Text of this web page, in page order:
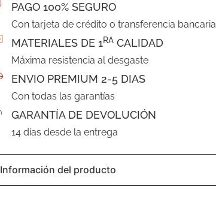
PAGO 100% SEGURO
Con tarjeta de crédito o transferencia bancaria
MATERIALES DE 1RA CALIDAD
Máxima resistencia al desgaste
ENVIO PREMIUM 2-5 DIAS
Con todas las garantías
GARANTÍA DE DEVOLUCIÓN
14 días desde la entrega
Información del producto